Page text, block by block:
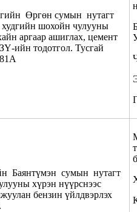
Өргөн сумын нутагт
шохойн чулууны
аргаар ашиглах, цемент
ийн тодотгол. Тусгай
Баянтүмэн сумын нутагт
хүрэн нүүрснээс
бензин үйлдвэрлэх